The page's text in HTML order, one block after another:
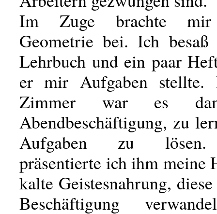
Im Zuge brachte mir
Geometrie bei. Ich
Lehrbuch und ein paar
er mir Aufgaben stellte.
Zimmer war es
Abendbeschäftigung, zu
Aufgaben zu lösen.
präsentierte ich ihm meine
kalte Geistesnahrung,
Beschäftigung